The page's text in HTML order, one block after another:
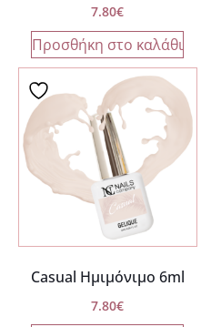
7.80€
Προσθήκη στο καλάθι
Casual Ημιμόνιμο 6ml
7.80€